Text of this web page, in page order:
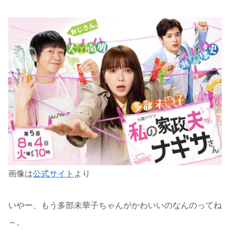
画像は公式サイト より
いやー、もう多部未華子ちゃんがかわいいのなんのってね
～。